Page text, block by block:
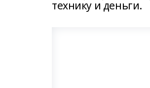
технику и деньги.